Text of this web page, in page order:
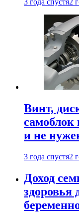
3 года спустя2
Винт,
самоблок
и не
3 года спустя2
Доход
здоровья